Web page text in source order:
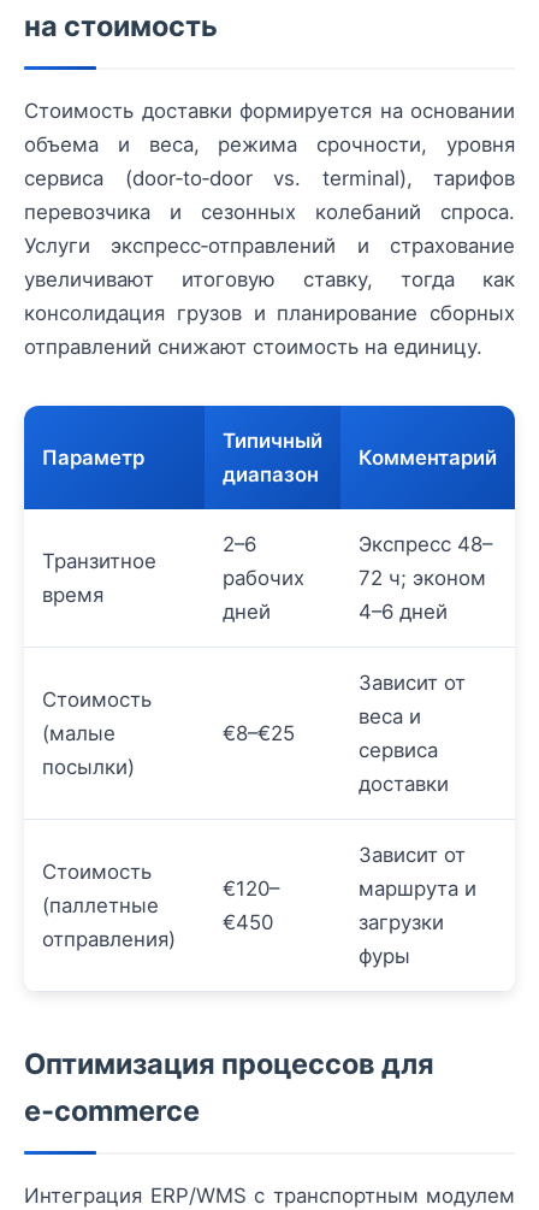
на стоимость
Стоимость доставки формируется на основании
объема и веса, режима срочности, уровня
сервиса (door‑to‑door vs. terminal), тарифов
перевозчика и сезонных колебаний спроса.
Услуги экспресс‑отправлений и страхование
увеличивают итоговую ставку, тогда как
консолидация грузов и планирование сборных
отправлений снижают стоимость на единицу.
Параметр
Типичный
диапазон
Комментарий
Транзитное
время
2–6
рабочих
дней
Экспресс 48–
72 ч; эконом
4–6 дней
Стоимость
(малые
посылки)
€8–€25
Зависит от
веса и
сервиса
доставки
Стоимость
(паллетные
отправления)
€120–
€450
Зависит от
маршрута и
загрузки
фуры
Оптимизация процессов для
e‑commerce
Интеграция ERP/WMS с транспортным модулем